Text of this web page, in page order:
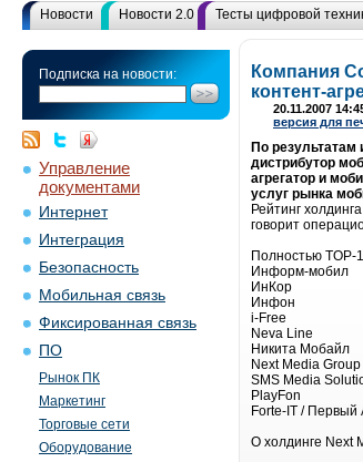
Новости Новости 2.0 Тесты цифровой
Подписка на новости:
Управление
документами
Интернет
Интеграция
Безопасность
Мобильная связь
Фиксированная связь
ПО
Рынок ПК
Маркетинг
Торговые сети
Оборудование
Компания
контент-
20.11.2007
версия для
По результатам
дистрибутор
агрегатор и
услуг рынка
Рейтинг
говорит
Полностью TOP-
Информ-мобил
ИнКор
Инфон
i-Free
Neva Line
Никита Мобайл
Next Media Group
SMS Media
PlayFon
Forte-IT / Первый
О холдинге Next